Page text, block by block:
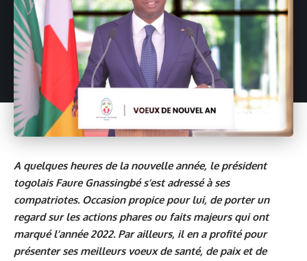
A quelques heures de la nouvelle année, le président
togolais Faure Gnassingbé s’est adressé à ses
compatriotes. Occasion propice pour lui, de porter un
regard sur les actions phares ou faits majeurs qui ont
marqué l’année 2022. Par ailleurs, il en a profité pour
présenter ses meilleurs voeux de santé, de paix et de